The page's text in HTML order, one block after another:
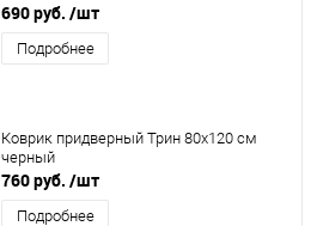
690 руб. /шт
Подробнее
Коврик придверный Трин 80x120 см
черный
760 руб. /шт
Подробнее